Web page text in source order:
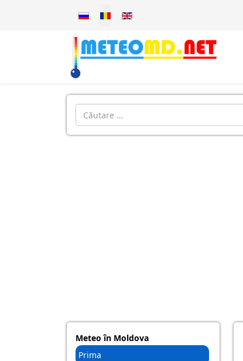
Selectați limba dvs
Introdu localitatea:
Meteo în Moldova
Prima